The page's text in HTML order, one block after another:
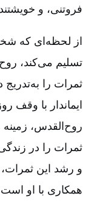
فروتنی‌، و
از لحظه‌ای که
تسلیم می‌کند،
ثمرات را به‌تدریج
ایماندار با وقف
روح‌القدس‌،
ثمرات را در
و رشد این
همکاری با او